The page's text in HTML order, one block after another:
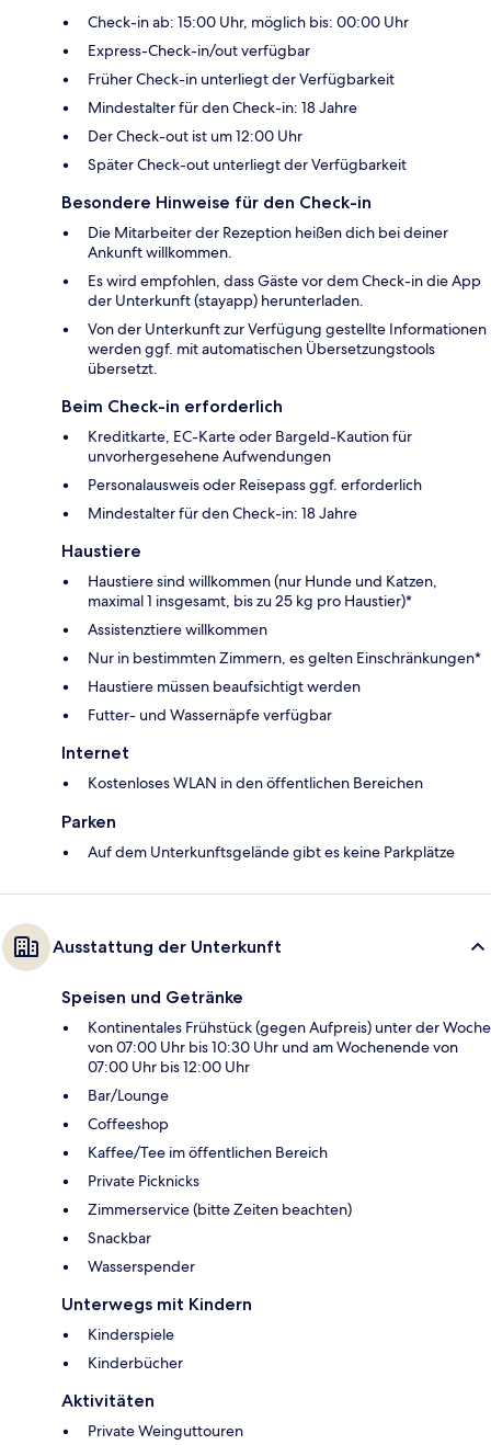
Check-in ab: 15:00 Uhr, möglich bis: 00:00 Uhr
Express-Check-in/out verfügbar
Früher Check-in unterliegt der Verfügbarkeit
Mindestalter für den Check-in: 18 Jahre
Der Check-out ist um 12:00 Uhr
Später Check-out unterliegt der Verfügbarkeit
Besondere Hinweise für den Check-in
Die Mitarbeiter der Rezeption heißen dich bei deiner
Ankunft willkommen.
Es wird empfohlen, dass Gäste vor dem Check-in die App
der Unterkunft (stayapp) herunterladen.
Von der Unterkunft zur Verfügung gestellte Informationen
werden ggf. mit automatischen Übersetzungstools
übersetzt.
Beim Check-in erforderlich
Kreditkarte, EC-Karte oder Bargeld-Kaution für
unvorhergesehene Aufwendungen
Personalausweis oder Reisepass ggf. erforderlich
Mindestalter für den Check-in: 18 Jahre
Haustiere
Haustiere sind willkommen (nur Hunde und Katzen,
maximal 1 insgesamt, bis zu 25 kg pro Haustier)*
Assistenztiere willkommen
Nur in bestimmten Zimmern, es gelten Einschränkungen*
Haustiere müssen beaufsichtigt werden
Futter- und Wassernäpfe verfügbar
Internet
Kostenloses WLAN in den öffentlichen Bereichen
Parken
Auf dem Unterkunftsgelände gibt es keine Parkplätze
Ausstattung der Unterkunft
Speisen und Getränke
Kontinentales Frühstück (gegen Aufpreis) unter der Woche
von 07:00 Uhr bis 10:30 Uhr und am Wochenende von
07:00 Uhr bis 12:00 Uhr
Bar/Lounge
Coffeeshop
Kaffee/Tee im öffentlichen Bereich
Private Picknicks
Zimmerservice (bitte Zeiten beachten)
Snackbar
Wasserspender
Unterwegs mit Kindern
Kinderspiele
Kinderbücher
Aktivitäten
Private Weinguttouren